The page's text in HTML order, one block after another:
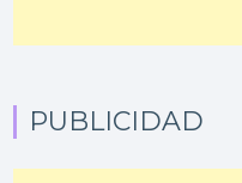
PUBLICIDAD